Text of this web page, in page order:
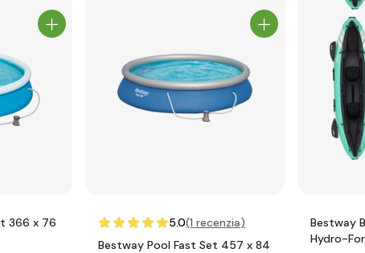
366 x 76
5.0(1 recenzia)
Bestway Pool Fast Set 457 x 84
Bestway
Hydro-